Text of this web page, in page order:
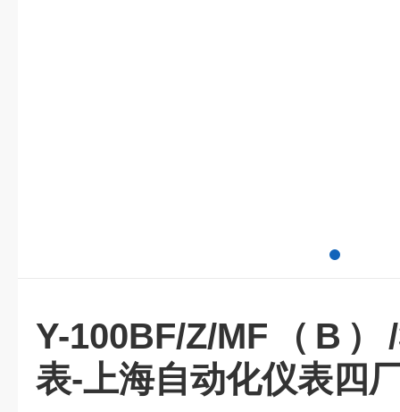
Y-100BF/Z/MF（B
表-上海自动化仪表四